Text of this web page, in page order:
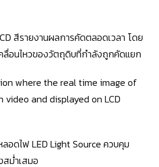
สีรายงานผลการคัดตลอดเวลา โดย
อนไหวของวัตถุดิบที่กำลังถูกคัดแยก
where the real time image of
and displayed on LCD
ลอดไฟ LED Light Source ควบคุม
ม่ำเสมอ